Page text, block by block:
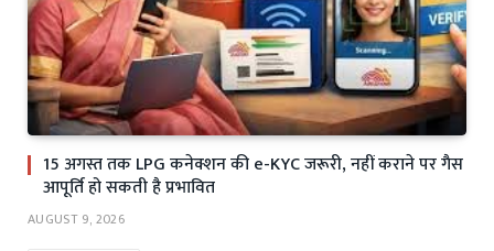
15 अगस्त तक LPG कनेक्शन की e-KYC जरूरी, नहीं कराने पर गैस
आपूर्ति हो सकती है प्रभावित
AUGUST 9, 2026